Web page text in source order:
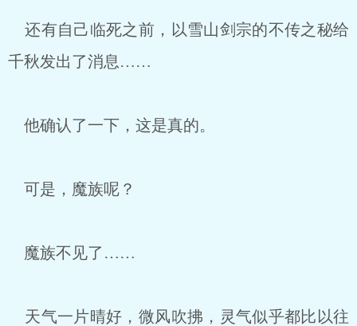
还有自己临死之前，以雪山剑宗的不传之秘给
千秋发出了消息……
他确认了一下，这是真的。
可是，魔族呢？
魔族不见了……
天气一片晴好，微风吹拂，灵气似乎都比以往